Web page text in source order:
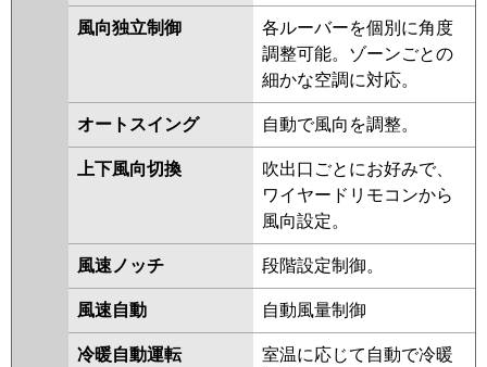
GP224RGHP1-G RCID-
GP224RGHP2 RCID-GP224RGHP1
RCID-GP224RGHP RCID-
AP224GHP8-kobe RCID-
AP224GHP8 RCID-AP224GHP7-
kobe RCID-AP224GHP7
FDTWZ2245HP5SA-rak
FDTWZ2245HP5SA
パナソニック PA-P224L7GDB PA-P224L7GDNB
PA-P224L7GDA PA-P224L7GDNA
PA-P224L7GD PA-P224L7GDN
PA-P224L6GDNB PA-P224L6GDB
風向独立制御
各ルーバーを個別に角度
調整可能。ゾーンごとの
細かな空調に対応。
オートスイング 自動で風向を調整。
上下風向切換
吹出口ごとにお好みで、
ワイヤードリモコンから
風向設定。
風速ノッチ 段階設定制御。
風速自動 自動風量制御
冷暖自動運転
室温に応じて自動で冷暖